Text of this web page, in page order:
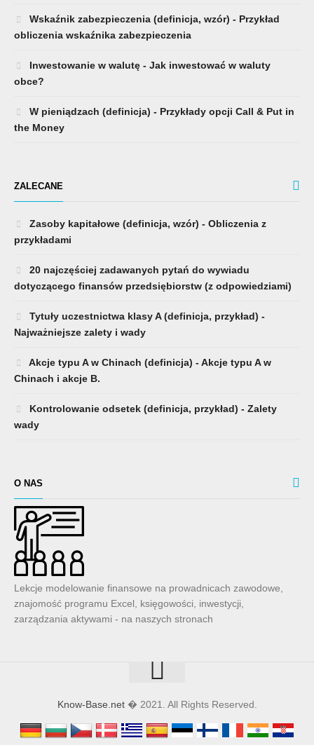
Wskaźnik zabezpieczenia (definicja, wzór) - Przykład
obliczenia wskaźnika zabezpieczenia
Inwestowanie w walutę - Jak inwestować w waluty
obce?
W pieniądzach (definicja) - Przykłady opcji Call & Put in
the Money
ZALECANE
Zasoby kapitałowe (definicja, wzór) - Obliczenia z
przykładami
20 najczęściej zadawanych pytań do wywiadu
dotyczącego finansów przedsiębiorstw (z odpowiedziami)
Tytuły uczestnictwa klasy A (definicja, przykład) -
Najważniejsze zalety i wady
Akcje typu A w Chinach (definicja) - Akcje typu A w
Chinach i akcje B.
Kontrolowanie odsetek (definicja, przykład) - Zalety
wady
O NAS
Lekcje modelowanie finansowe na prowadnicach zawodowe,
znajomość programu Excel, księgowości, inwestycji,
zarządzania aktywami - na naszych stronach
Know-Base.net� 2021. All Rights Reserved.